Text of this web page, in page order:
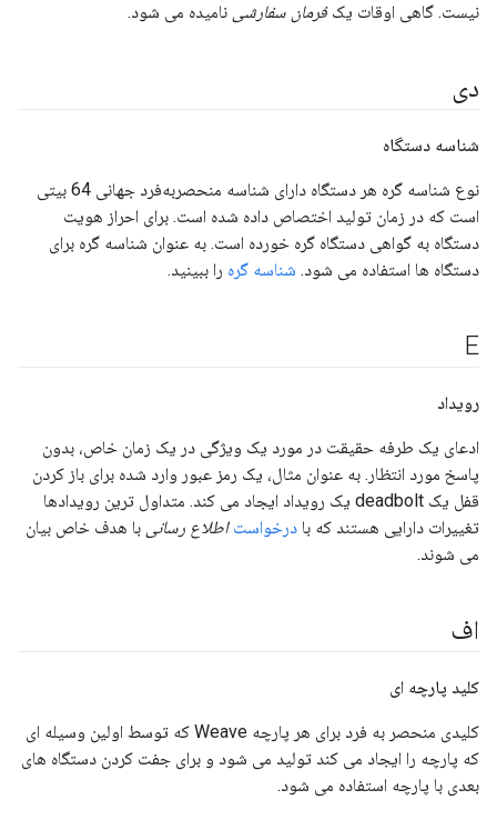
نیست. گاهی اوقات یکفرمان سفارشی نامیده می شود.
دی
شناسه دستگاه
نوع شناسه گره هر دستگاه دارای شناسه منحصربه‌فرد جهانی 64 بیتی
است که در زمان تولید اختصاص داده شده است. برای احراز هویت
دستگاه به گواهی دستگاه گره خورده است. به عنوان شناسه گره برای
دستگاه ها استفاده می شود. شناسه گره را ببینید.
E
رویداد
ادعای یک طرفه حقیقت در مورد یک ویژگی در یک زمان خاص، بدون
پاسخ مورد انتظار. به عنوان مثال، یک رمز عبور وارد شده برای باز کردن
قفل یک deadbolt یک رویداد ایجاد می کند. متداول ترین رویدادها
تغییرات دارایی هستند که با درخواست اطلاع رسانی با هدف خاص بیان
می شوند.
اف
کلید پارچه ای
کلیدی منحصر به فرد برای هر پارچه Weave که توسط اولین وسیله ای
که پارچه را ایجاد می کند تولید می شود و برای جفت کردن دستگاه های
بعدی با پارچه استفاده می شود.